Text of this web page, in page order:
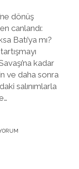
dönüş
canlandı:
Batı’ya mı?
kadar
ve daha sonra
salınımlarla